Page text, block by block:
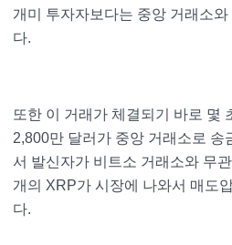
개미 투자자보다는 중앙 거래소
다.
또한 이 거래가 체결되기 바로 몇
2,800만 달러가 중앙 거래소로 송
서 발신자가 비트소 거래소와 무
개의 XRP가 시장에 나와서 매도
다.